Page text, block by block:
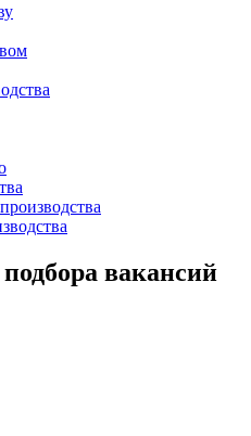
вакансий